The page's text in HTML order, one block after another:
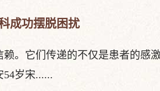
成功摆脱困扰
。它们传递的不仅是患者的感
岁宋......